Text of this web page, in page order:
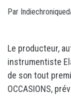
Par
Le producteur,
instrumentiste
de son tout
OCCASIONS,